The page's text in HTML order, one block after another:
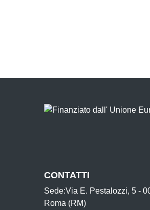
CONTATTI
Sede:Via E. Pestalozzi, 5 -
Roma (RM)